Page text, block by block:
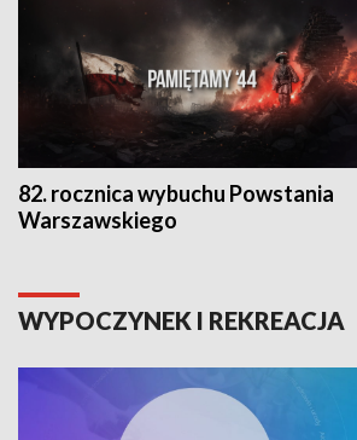
82. rocznica wybuchu Powstania
Warszawskiego
WYPOCZYNEK I REKREACJA